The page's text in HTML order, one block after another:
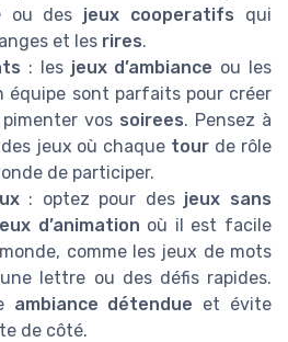
ou des jeux cooperatifs qui
et les rires.
: les jeux d’ambiance ou les
équipe sont parfaits pour créer
vos soirees. Pensez à
jeux où chaque tour de rôle
de participer.
: optez pour des jeux sans
d’animation où il est facile
comme les jeux de mots
lettre ou des défis rapides.
ambiance détendue et évite
de côté.